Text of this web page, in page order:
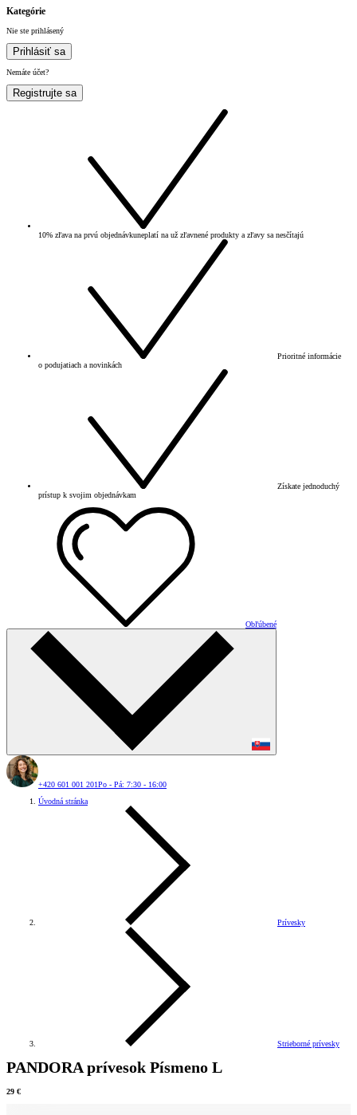
Kategórie
Nie ste prihlásený
Prihlásiť sa
Nemáte účet?
Registrujte sa
10% zľava na prvú objednávkuneplatí na už zľavnené produkty a zľavy sa nesčítajú
Prioritné informácie
o podujatiach a novinkách
Získate jednoduchý
prístup k svojim objednávkam
Obľúbené
+420 601 001 201Po - Pá: 7:30 - 16:00
Úvodná stránka
Prívesky
Strieborné prívesky
PANDORA prívesok Písmeno L
29 €